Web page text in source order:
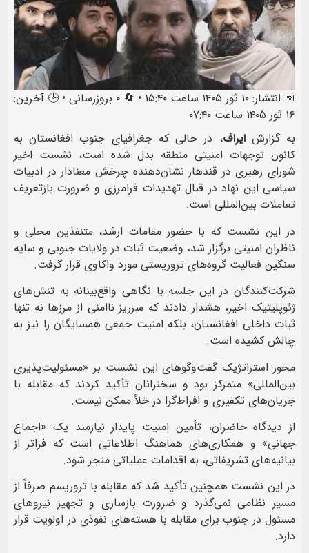
📅 انتشار: ۱۰ ثور ۱۴۰۵ ساعت ۱۵:۴۰ • 🔄 ۰ بروزرسانی • 🕒 آخرین:
۱۶ ثور ۱۴۰۵ ساعت ۰۷:۴۰
به گزارشایراف، در حالی که جغرافیای جنوب افغانستان به
کانون توجهات امنیتی منطقه بدل شده است، نشست اخیر
شورای رهبری در قندهار نشان‌دهنده چرخش معنادار در ادبیات
سیاسی این نهاد در قبال تهدیدات فرامرزی و ضرورت بازتعریف
تعاملات بین‌المللی است.
در این نشست که با حضور مقامات ارشد، متنفذین محلی و
ناظران امنیتی برگزار شد، وضعیت ثبات در ولایات جنوبی و سایه
سنگین فعالیت گروه‌های تروریستی مورد واکاوی قرار گرفت.
شرکت‌کنندگان در این جلسه با نگاهی واقع‌بینانه به تنش‌های
ژئوپلیتیک اخیر، هشدار دادند که سرریز ناامنی از مرزها نه تنها
ثبات داخلی افغانستان، بلکه امنیت جمعی همسایگان را نیز به
چالش کشیده است.
محور استراتژیک گفت‌وگوهای این نشست بر «مسئولیت‌پذیری
بین‌المللی» متمرکز بود و سخنرانان تأکید کردند که مقابله با
جریان‌های تکفیری و افراط‌گرا در خلأ ممکن نیست.
از دیدگاه حاضران، تأمین امنیت پایدار نیازمند یک «اجماع
جهانی» و همکاری‌های هماهنگ اطلاعاتی است که فراتر از
بیانیه‌های تشریفاتی، به اقدامات عملیاتی منجر شود.
در این نشست همچنین تأکید شد که مقابله با تروریسم صرفاً از
مسیر نظامی نمی‌گذرد و ضرورت بازسازی و تجهیز نیروهای
مسئول در جنوب برای مقابله با هسته‌های نفوذی در اولویت قرار
دارد.